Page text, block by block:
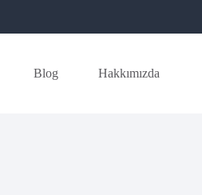
Blog Hakkımızda